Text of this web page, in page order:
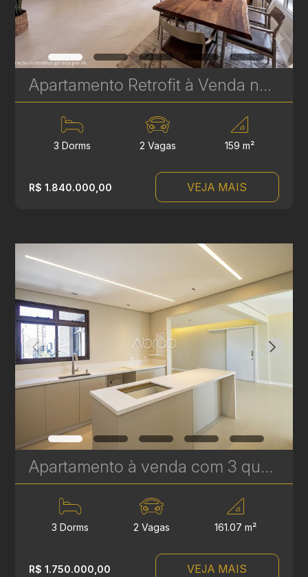
Apartamento Retrofit à Venda no Batel – Edifício Cristina | 3 Quartos, 2 Suítes, 159 m² | Ref 1748
3 Dorms 2 Vagas 159 m²
R$ 1.840.000,00 VEJA MAIS
Apartamento à venda com 3 quartos sendo 1 suíte no Ecoville- 161,07 m² - Ecoville Tower | Ref. 1788
3 Dorms 2 Vagas 161.07 m²
R$ 1.750.000,00 VEJA MAIS